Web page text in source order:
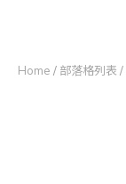
Home / 部落格列表 /